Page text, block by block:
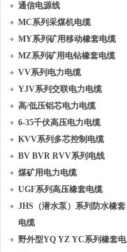
通信电源线
MC系列采煤机电缆
MY系列矿用移动橡套电缆
MZ系列矿用电钻橡套电缆
VV系列电力电缆
YJV系列交联电力电缆
高/低压铝芯电力电缆
6-35千伏高压电力电缆
KVV系列多芯控制电缆
BV BVR RVV系列电线
煤矿用电力电缆
UGF系列高压橡套电缆
JHS（潜水泵）系列防水橡套
电缆
野外型YQ YZ YC系列橡套电